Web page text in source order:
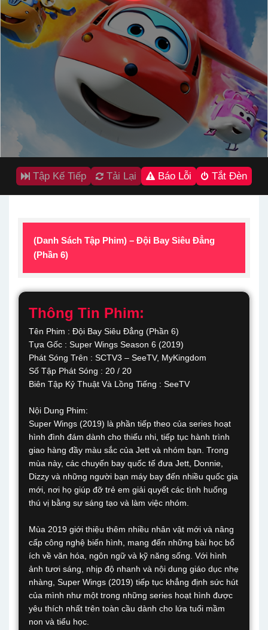
Tập Kế Tiếp Tải Lại Báo Lỗi Tắt Đèn
(Danh Sách Tập Phim) – Đội Bay Siêu Đẳng
(Phần 6)
Thông Tin Phim:
Tên Phim : Đội Bay Siêu Đẳng (Phần 6)
Tựa Gốc : Super Wings Season 6 (2019)
Phát Sóng Trên : SCTV3 – SeeTV, MyKingdom
Số Tập Phát Sóng : 20 / 20
Biên Tập Kỷ Thuật Và Lồng Tiếng : SeeTV
Nội Dung Phim:
Super Wings (2019) là phần tiếp theo của series hoạt
hình đình đám dành cho thiếu nhi, tiếp tục hành trình
giao hàng đầy màu sắc của Jett và nhóm bạn. Trong
mùa này, các chuyến bay quốc tế đưa Jett, Donnie,
Dizzy và những người bạn máy bay đến nhiều quốc gia
mới, nơi họ giúp đỡ trẻ em giải quyết các tình huống
thú vị bằng sự sáng tạo và làm việc nhóm.
Mùa 2019 giới thiệu thêm nhiều nhân vật mới và nâng
cấp công nghệ biến hình, mang đến những bài học bổ
ích về văn hóa, ngôn ngữ và kỹ năng sống. Với hình
ảnh tươi sáng, nhịp độ nhanh và nội dung giáo dục nhẹ
nhàng, Super Wings (2019) tiếp tục khẳng định sức hút
của mình như một trong những series hoạt hình được
yêu thích nhất trên toàn cầu dành cho lứa tuổi mầm
non và tiểu học.